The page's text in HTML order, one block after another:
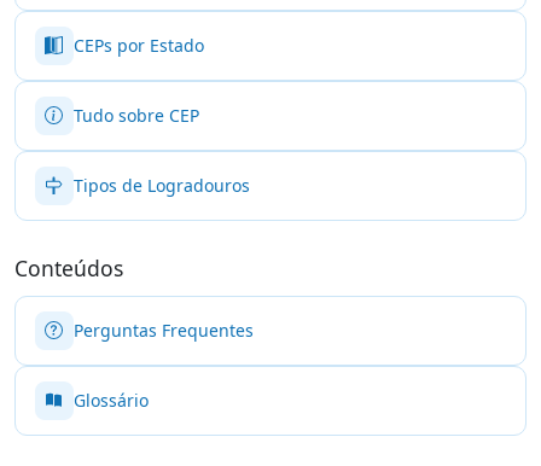
CEPs por Estado
Tudo sobre CEP
Tipos de Logradouros
Conteúdos
Perguntas Frequentes
Glossário